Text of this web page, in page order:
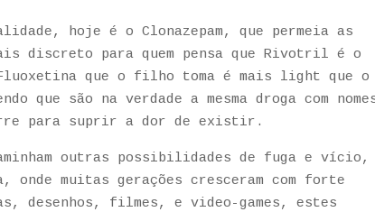
hoje é o Clonazepam, que permeia as
discreto para quem pensa que Rivotril é o
Fluoxetina que o filho toma é mais light que o
que são na verdade a mesma droga com
para suprir a dor de existir.
outras possibilidades de fuga e vício,
onde muitas gerações cresceram com forte
desenhos, filmes, e video-games, estes